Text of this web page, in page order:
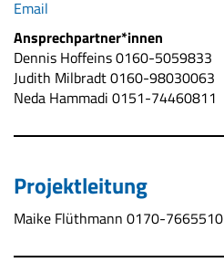
Email
Ansprechpartner*innen
Dennis Hoffeins 0160-5059833
Judith Milbradt 0160-98030063
Neda Hammadi 0151-74460811
Projektleitung
Maike Flüthmann 0170-7665510